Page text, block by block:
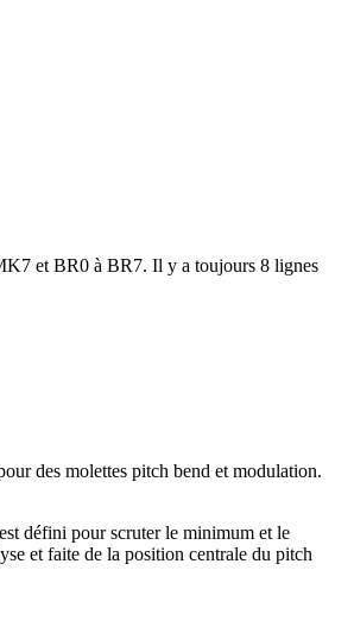
et BR0 à BR7. Il y a toujours 8 lignes
des molettes pitch bend et modulation.
défini pour scruter le minimum et le
et faite de la position centrale du pitch